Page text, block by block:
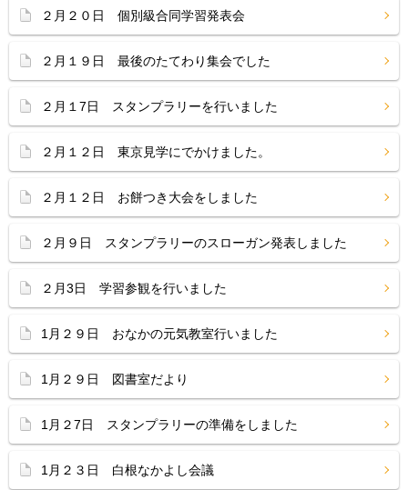
２月２０日 個別級合同学習発表会
２月１９日 最後のたてわり集会でした
２月１7日 スタンプラリーを行いました
２月１２日 東京見学にでかけました。
２月１２日 お餅つき大会をしました
２月９日 スタンプラリーのスローガン発表しました
２月3日 学習参観を行いました
1月２９日 おなかの元気教室行いました
1月２９日 図書室だより
1月２7日 スタンプラリーの準備をしました
1月２３日 白根なかよし会議